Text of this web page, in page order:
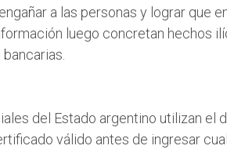
a las personas y lograr que
luego concretan hechos
del Estado argentino utilizan el
válido antes de ingresar